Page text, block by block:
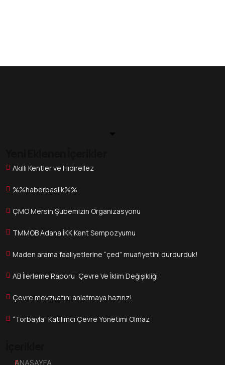
Akıllı Kentler ve Hıdırellez
%%haberbaslik%%
ÇMO Mersin Şubemizin Organizasyonu
TMMOB Adana İKK Kent Sempozyumu
Maden arama faaliyetlerine “çed” muafiyetini durdurduk!
AB İlerleme Raporu: Çevre Ve İklim Değişikliği
Çevre mevzuatını anlatmaya hazırız!
“Torbayla” Katılımcı Çevre Yönetimi Olmaz
ANASAYFA